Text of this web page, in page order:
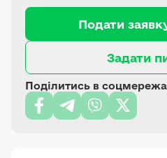
Подати
Задати
Поділитись в